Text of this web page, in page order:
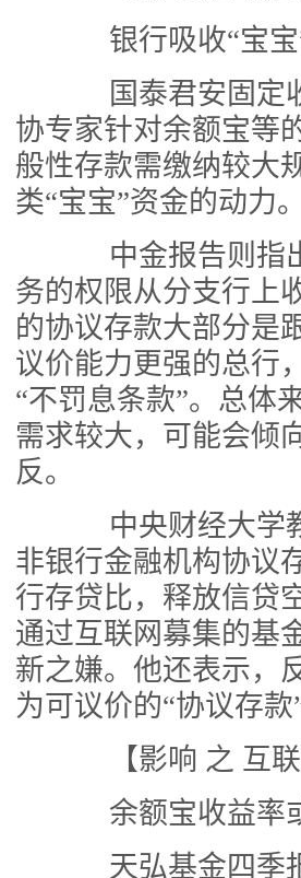
银行吸收“宝宝
国泰君安固定收
协专家针对余额宝等
般性存款需缴纳较大
类“宝宝”资金的动力。
中金报告则指出
务的权限从分支行上
的协议存款大部分是
议价能力更强的总行
“不罚息条款”。总体
需求较大，可能会倾
反。
中央财经大学教
非银行金融机构协议
行存贷比，释放信贷
通过互联网募集的基
新之嫌。他还表示，
为可议价的“协议存
【影响 之 互联
余额宝收益率
天弘基金四季报